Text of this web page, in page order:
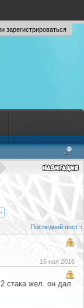
зарегистрироваться
Последний пост ↑
16 ноя 2016
стака жел. он дал